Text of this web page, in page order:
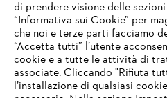
Service
IHR BROWSER
UNTERSTÜTZT
di prendere visione delle
“Informativa sui Cookie” per
che noi e terze parti facciamo
“Accetta tutti” l’utente
cookie e a tutte le attività di
associate. Cliccando "Rifiuta
l’installazione di qualsiasi